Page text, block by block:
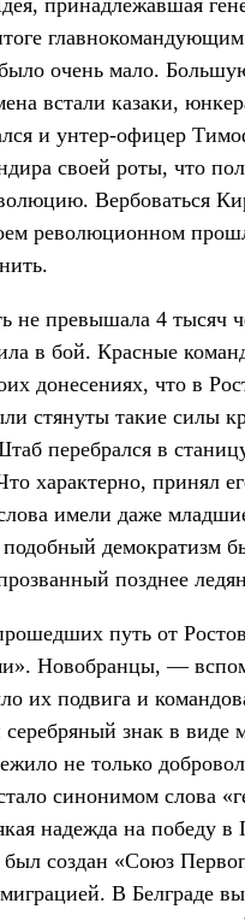
принадлежавшая
очень мало.
встали казаки,
и унтер-офицер
своей роты, что
Вербоваться
революционном
не превышала 4 тысяч
в бой. Красные
донесениях, что в
стянуты такие силы
перебрался в
характерно, принял
имели даже
демократизм
позднее
путь от
Новобранцы, —
их подвига и
знак в
не только
синонимом слова
надежда на победу
создан «Союз
В Белграде